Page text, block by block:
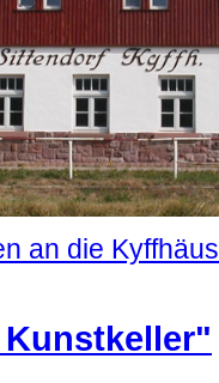
an die
Kunstkeller"